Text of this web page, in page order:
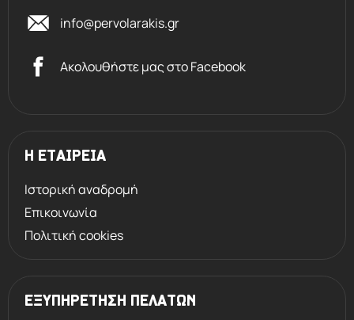
info@pervolarakis.gr
Ακολουθήστε μας στο Facebook
Η ΕΤΑΙΡΕΙΑ
Ιστορική αναδρομή
Επικοινωνία
Πολιτική cookies
ΕΞΥΠΗΡΕΤΗΣΗ ΠΕΛΑΤΩΝ